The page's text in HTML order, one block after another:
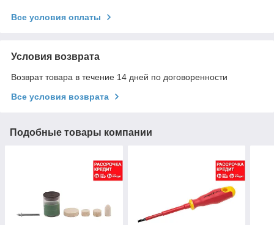
Все условия оплаты
Условия возврата
Возврат товара в течение 14 дней по договоренности
Все условия возврата
Подобные товары компании